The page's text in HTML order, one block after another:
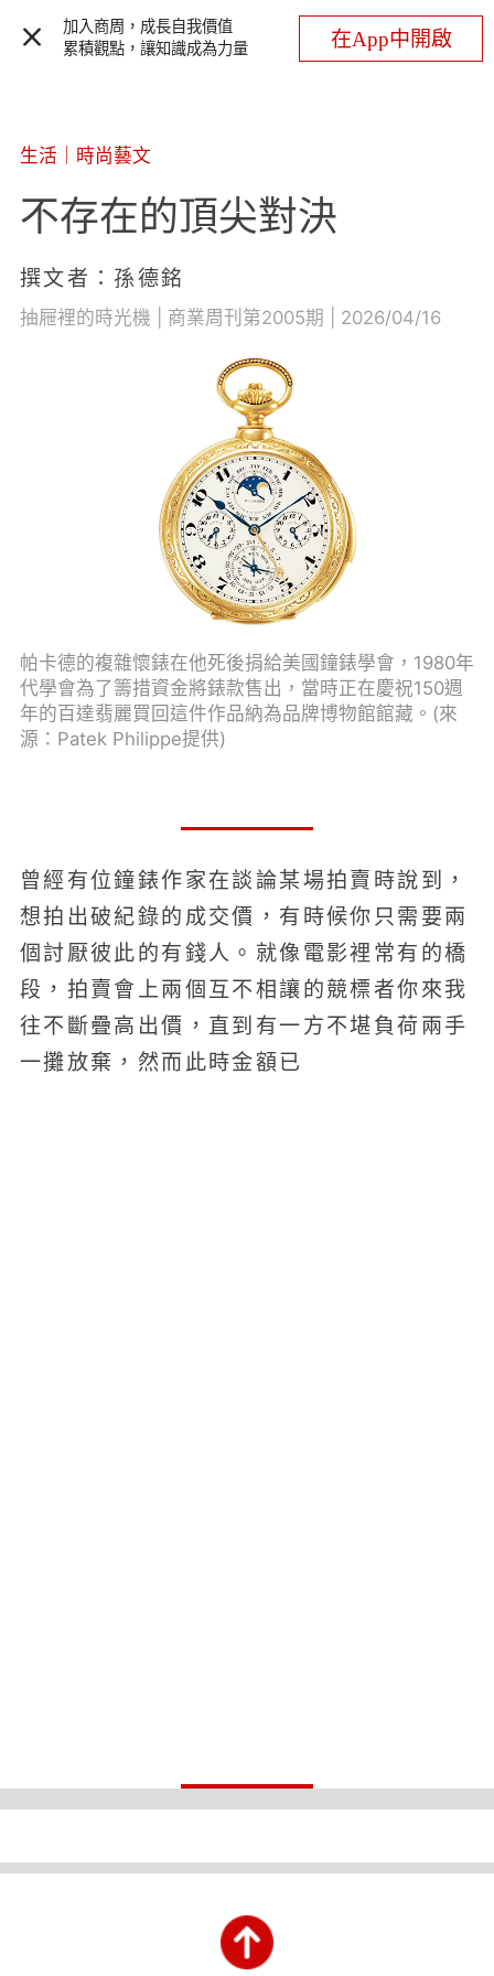
加入商周，成長自我價值
累積觀點，讓知識成為力量
在App中開啟
生活 時尚藝文
不存在的頂尖對決
撰文者：孫德銘
抽屜裡的時光機 | 商業周刊第2005期 | 2026/04/16
帕卡德的複雜懷錶在他死後捐給美國鐘錶學會，1980年
代學會為了籌措資金將錶款售出，當時正在慶祝150週
年的百達翡麗買回這件作品納為品牌博物館館藏。(來
源：Patek Philippe提供)
曾經有位鐘錶作家在談論某場拍賣時說到，
想拍出破紀錄的成交價，有時候你只需要兩
個討厭彼此的有錢人。就像電影裡常有的橋
段，拍賣會上兩個互不相讓的競標者你來我
往不斷疊高出價，直到有一方不堪負荷兩手
一攤放棄，然而此時金額已